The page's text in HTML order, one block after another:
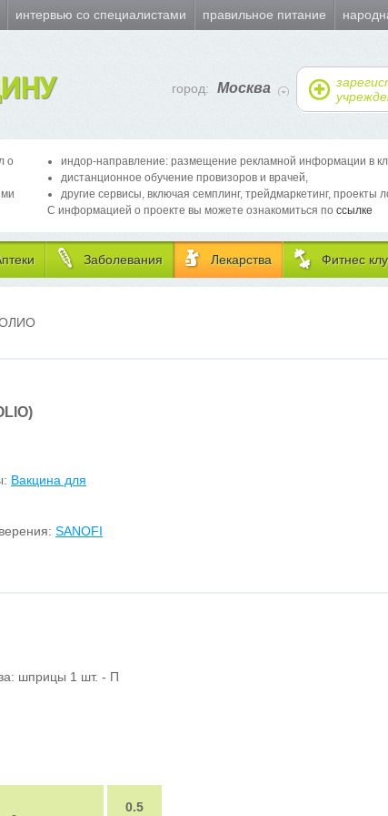
интервью со специалистами правильное питание
город: Москва
о
индор-направление: размещение рекламной информации в
дистанционное обучение провизоров и врачей,
другие сервисы, включая семплинг, трейдмаркетинг, проекты
С информацией о проекте вы можете ознакомиться по ссылке
Заболевания Лекарства Фитнес
Вакцина для
SANOFI
шприцы 1 шт. - П
0.5